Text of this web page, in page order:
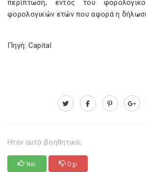
περίπτωση, εντός του
φορολογικών ετών που αφορά η
Πηγή: Capital
Ηταν αυτό βοηθητικό;
Ναι Οχι